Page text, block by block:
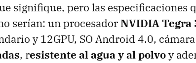
signifique, pero las especificaciones
serían: un procesadorNVIDIA Tegra
y 12GPU, SO Android 4.0,
, resistente al agua y al polvoy